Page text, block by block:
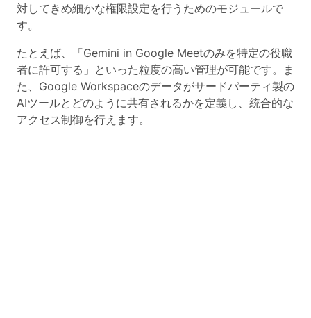
対してきめ細かな権限設定を行う ためのモジュールで
す。
たとえば、「Gemini in Google Meetのみを特定の役職
者に許可する」といった粒度の高い管理が可能です。ま
た、Google Workspaceのデータがサードパーティ製の
AIツールとどのように共有されるかを定義し、統合的な
アクセス制御を行えます。